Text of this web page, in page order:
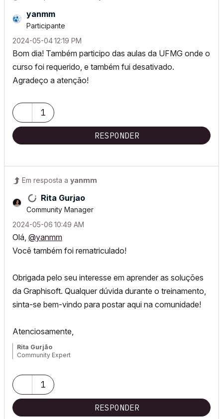
yanmm
Participante
‎2024-05-0412:19 PM
Bom dia! Também participo das aulas da UFMG onde o
curso foi requerido, e também fui desativado.
Agradeço a atenção!
1
RESPONDER
Em resposta a yanmm
Rita Gurjao
Community Manager
‎2024-05-06 10:49 AM
Olá, @yanmm
Você também foi rematriculado!
Obrigada pelo seu interesse em aprender as soluções
da Graphisoft. Qualquer dúvida durante o treinamento,
sinta-se bem-vindo para postar aqui na comunidade!
Atenciosamente,
Rita Gurjão
Community Expert
1
RESPONDER